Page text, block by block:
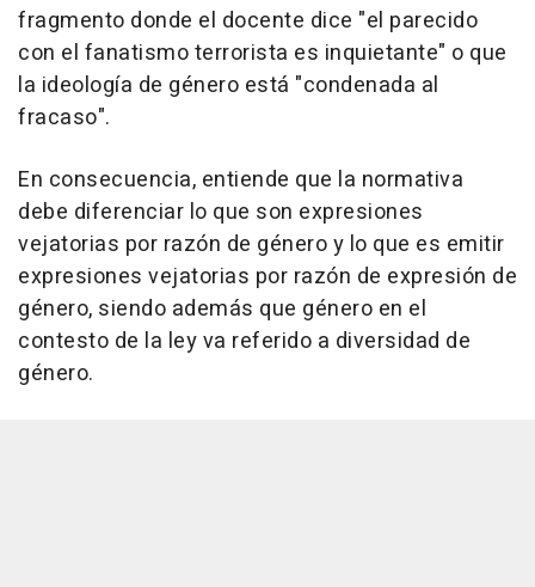
fragmento donde el docente dice "el parecido
con el fanatismo terrorista es inquietante" o que
la ideología de género está "condenada al
fracaso".
En consecuencia, entiende que la normativa
debe diferenciar lo que son expresiones
vejatorias por razón de género y lo que es emitir
expresiones vejatorias por razón de expresión de
género, siendo además que género en el
contesto de la ley va referido a diversidad de
género.